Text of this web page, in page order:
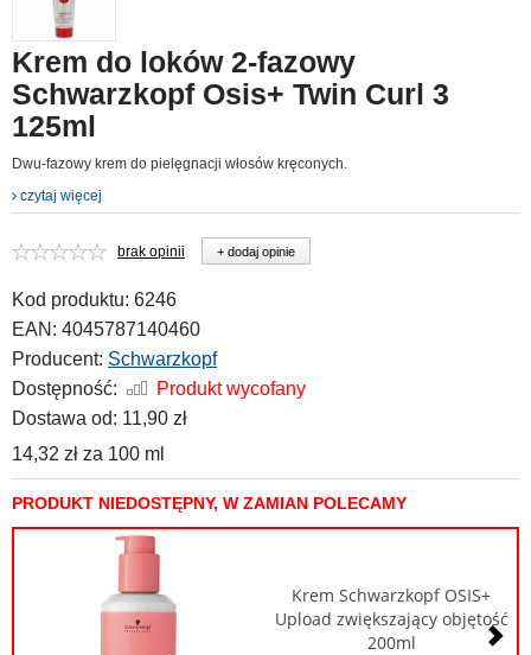
Krem do loków 2-fazowy
Schwarzkopf Osis+ Twin Curl 3
125ml
Dwu-fazowy krem do pielęgnacji włosów kręconych.
czytaj więcej
brak opinii + dodaj opinie
Kod produktu: 6246
EAN: 4045787140460
Producent: Schwarzkopf
Dostępność:
Produkt wycofany
Dostawa od: 11,90 zł
14,32 zł za 100 ml
PRODUKT NIEDOSTĘPNY, W ZAMIAN POLECAMY
Krem Schwarzkopf OSIS+
Upload zwiększający objętość
200ml